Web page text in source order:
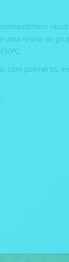
uma resina do
com polímeros,